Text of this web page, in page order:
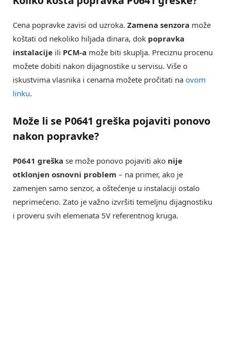
Cena popravke zavisi od uzroka. Zamena senzora može
koštati od nekoliko hiljada dinara, dok popravka
instalacije ili PCM-a može biti skuplja. Preciznu procenu
možete dobiti nakon dijagnostike u servisu. Više o
iskustvima vlasnika i cenama možete pročitati na ovom
linku.
Može li se P0641 greška pojaviti ponovo
nakon popravke?
P0641 greška se može ponovo pojaviti ako nije
otklonjen osnovni problem – na primer, ako je
zamenjen samo senzor, a oštećenje u instalaciji ostalo
neprimećeno. Zato je važno izvršiti temeljnu dijagnostiku
i proveru svih elemenata 5V referentnog kruga.